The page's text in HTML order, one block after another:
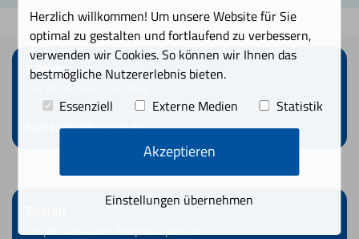
E-Mail
Sie erreichen uns über
fachkreise@eucell.de
Herzlich willkommen! Um unsere Website für Sie
optimal zu gestalten und fortlaufend zu verbessern,
verwenden wir Cookies. So können wir Ihnen das
bestmögliche Nutzererlebnis bieten.
Essenziell
Externe Medien Statistik
Akzeptieren
Einstellungen übernehmen